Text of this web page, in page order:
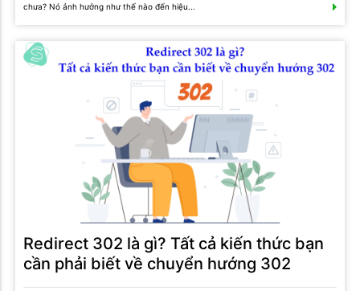
chưa? Nó ảnh hưởng như thế nào đến hiệu...
Redirect 302 là gì? Tất cả kiến thức bạn
cần phải biết về chuyển hướng 302